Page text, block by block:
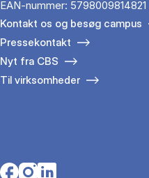
EAN-nummer: 5798009814821
Kontakt os og besøg campus
Pressekontakt
Nyt fra CBS
Til virksomheder
Opens in a new tab
Opens in a new tab
Opens in a new tab